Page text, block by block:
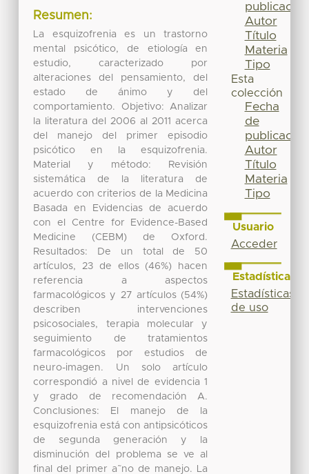
Resumen:
La esquizofrenia es un trastorno
mental psicótico, de etiología en
estudio, caracterizado por
alteraciones del pensamiento, del
estado de ánimo y del
comportamiento. Objetivo: Analizar
la literatura del 2006 al 2011 acerca
del manejo del primer episodio
psicótico en la esquizofrenia.
Material y método: Revisión
sistemática de la literatura de
acuerdo con criterios de la Medicina
Basada en Evidencias de acuerdo
con el Centre for Evidence-Based
Medicine (CEBM) de Oxford.
Resultados: De un total de 50
artículos, 23 de ellos (46%) hacen
referencia a aspectos
farmacológicos y 27 artículos (54%)
describen intervenciones
psicosociales, terapia molecular y
seguimiento de tratamientos
farmacológicos por estudios de
neuro-imagen. Un solo artículo
correspondió a nivel de evidencia 1
y grado de recomendación A.
Conclusiones: El manejo de la
esquizofrenia está con antipsicóticos
de segunda generación y la
disminución del problema se ve al
final del primer a˜no de manejo. La
publicación
Autor
Título
Materia
Tipo
Esta
colección
Fecha
de
publicación
Autor
Título
Materia
Tipo
Usuario
Acceder
Estadísticas
Estadísticas
de uso